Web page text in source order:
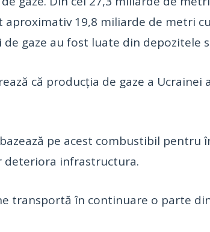
19,8 miliarde de metri
gaze au fost luate din depozitele
că producţia de gaze a Ucrainei
pe acest combustibil pentru
deteriora infrastructura.
transportă în continuare o parte